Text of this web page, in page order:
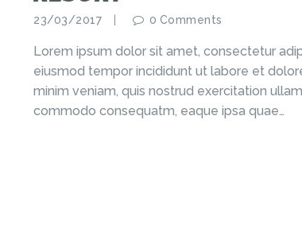
23/03/2017 0 Comments
Lorem ipsum dolor sit amet, consectetur
eiusmod tempor incididunt ut labore et
minim veniam, quis nostrud exercitation
commodo consequatm, eaque ipsa quae…